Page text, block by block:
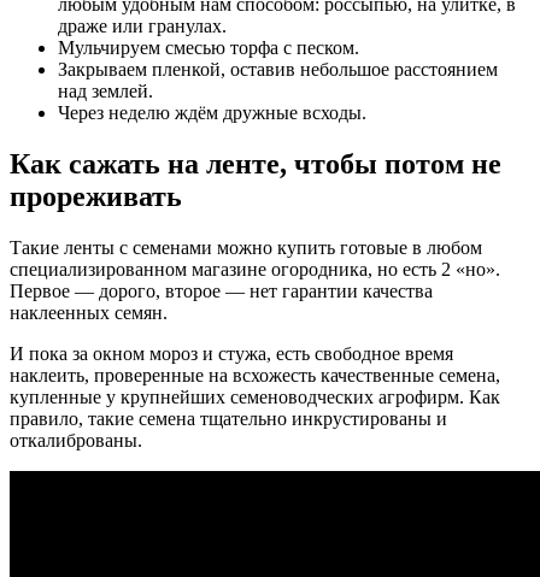
любым удобным нам способом: россыпью, на улитке, в
драже или гранулах.
Мульчируем смесью торфа с песком.
Закрываем пленкой, оставив небольшое расстоянием
над землей.
Через неделю ждём дружные всходы.
Как сажать на ленте, чтобы потом не
прореживать
Такие ленты с семенами можно купить готовые в любом
специализированном магазине огородника, но есть 2 «но».
Первое — дорого, второе — нет гарантии качества
наклеенных семян.
И пока за окном мороз и стужа, есть свободное время
наклеить, проверенные на всхожесть качественные семена,
купленные у крупнейших семеноводческих агрофирм. Как
правило, такие семена тщательно инкрустированы и
откалиброваны.